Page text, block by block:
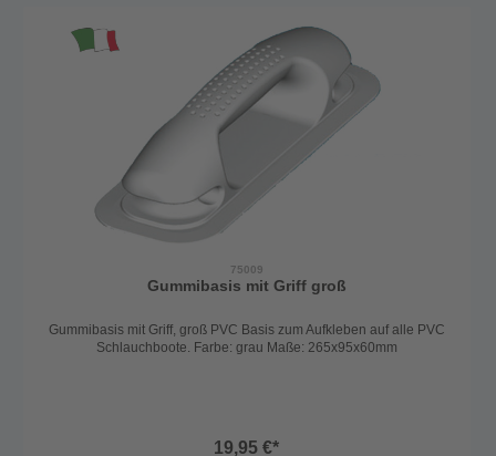
75009
Gummibasis mit Griff groß
Gummibasis mit Griff, groß PVC Basis zum Aufkleben auf alle PVC
Schlauchboote. Farbe: grau Maße: 265x95x60mm
19,95 €*